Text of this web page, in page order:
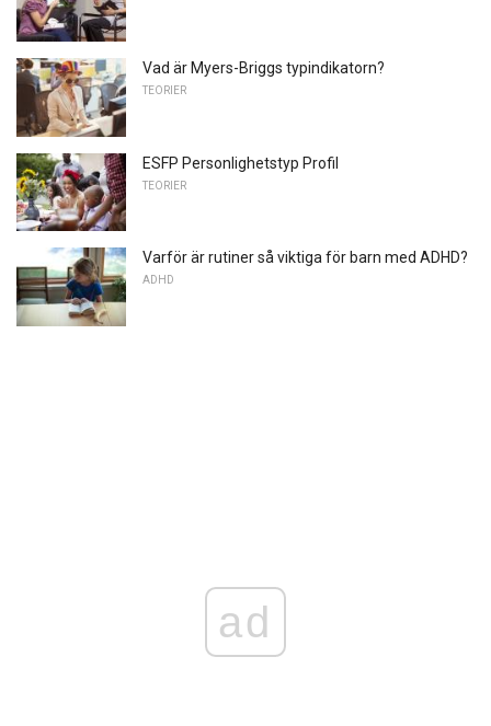
Vad är Myers-Briggs typindikatorn?
TEORIER
ESFP Personlighetstyp Profil
TEORIER
Varför är rutiner så viktiga för barn med ADHD?
ADHD
ad